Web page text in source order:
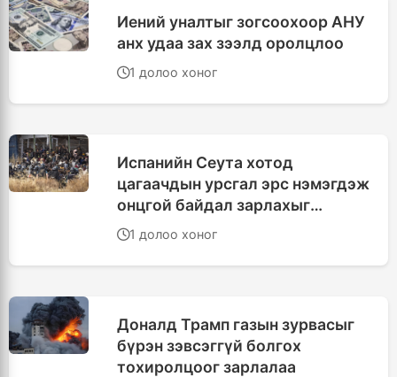
Иений уналтыг зогсоохоор АНУ
анх удаа зах зээлд оролцлоо
1 долоо хоног
Испанийн Сеута хотод
цагаачдын урсгал эрс нэмэгдэж
онцгой байдал зарлахыг
шаардав
1 долоо хоног
Доналд Трамп газын зурвасыг
бүрэн зэвсэггүй болгох
тохиролцоог зарлалаа